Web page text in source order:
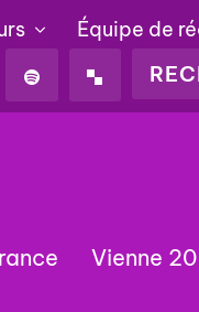
Équipe de
Vienne